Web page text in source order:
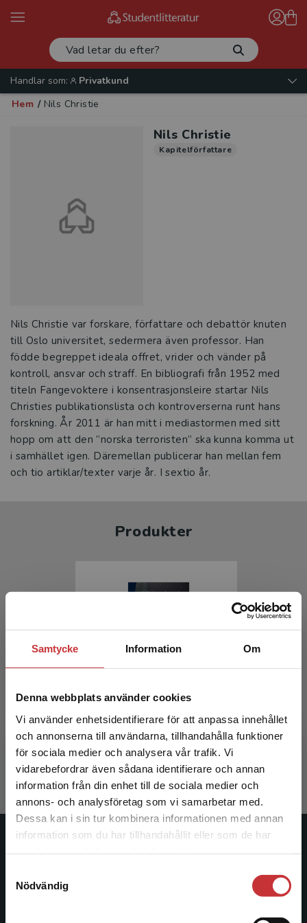
Samtycke Information Om
Denna webbplats använder cookies
Vi använder enhetsidentifierare för att anpassa innehållet
och annonserna till användarna, tillhandahålla funktioner
för sociala medier och analysera vår trafik. Vi
vidarebefordrar även sådana identifierare och annan
information från din enhet till de sociala medier och
annons- och analysföretag som vi samarbetar med.
Dessa kan i sin tur kombinera informationen med annan
information som du har tillhandahållit eller som de har
Nödvändig
Begränsad fraktregion
Det verkar som att du besöker
studentlitteratur.se via en enhet utanför Sverige.
Vi erbjuder inte leveranser utanför Sverige. För
att kunna slutföra ett köp måste
Handlar som:
Privatkund
Hem / Nils Christie
Nils Christie
Kapitelförfattare
Nils Christie var forskare, författare och debattör knuten
till Oslo universitet, sedermera även professor. Han
födde begreppet ideala offret, vrider och vänder på
kontroll, ansvar och straff. En bibliografi från 1952 med
titeln Fangevoktere i konsentrasjonsleire startar Nils
Christies publikationslista och kontroverserna runt hans
forskning. År 2011 är han mitt i mediastormen med sitt
hopp om att den ”norska terroristen” ska kunna komma ut
i samhället igen. Däremellan publicerar han mellan fem
och tio artiklar/texter varje år. I sextio år.
Produkter
Viktimologisk forskning
Heber, Anita m.fl. (red.)
487 krinkl. moms
Exkl. moms: 459 kr
Studentlitteratur
Studentlitteratur grundades 1963 och är idag Sveriges
ledande utbildningsförlag. Med läromedel, kurslitteratur,